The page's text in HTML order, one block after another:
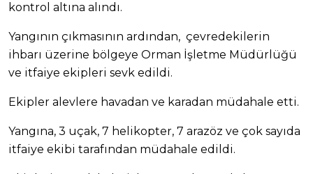
kontrol altına alındı.
Yangının çıkmasının ardından, çevredekilerin
ihbarı üzerine bölgeye Orman İşletme Müdürlüğü
ve itfaiye ekipleri sevk edildi.
Ekipler alevlere havadan ve karadan müdahale etti.
Yangına, 3 uçak, 7 helikopter, 7 arazöz ve çok sayıda
itfaiye ekibi tarafından müdahale edildi.